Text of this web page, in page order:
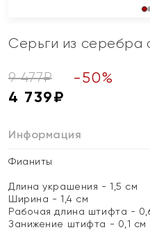
Серьги из серебра
9 477₽ -50%
4 739₽
Информация
Фианиты
Длина украшения - 1,5 см
Ширина - 1,4 см
Рабочая длина штифта -
Занижение штифта - 0,1 см